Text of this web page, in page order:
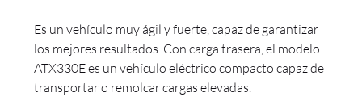
Es un vehículo muy ágil y fuerte, capaz de garantizar
los mejores resultados. Con carga trasera, el modelo
ATX330E es un vehículo eléctrico compacto capaz de
transportar o remolcar cargas elevadas.